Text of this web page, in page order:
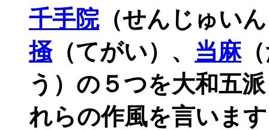
千手院（せんじゅい
掻（てがい）、 当麻
う）の５つを大和五
れらの作風を言いま